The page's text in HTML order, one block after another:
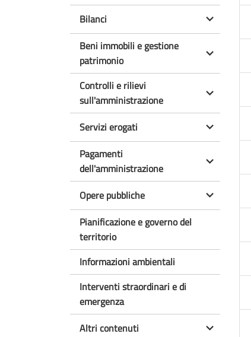
Bilanci
Beni immobili e gestione
patrimonio
Controlli e rilievi
sull'amministrazione
Servizi erogati
Pagamenti
dell'amministrazione
Opere pubbliche
Pianificazione e governo del
territorio
Informazioni ambientali
Interventi straordinari e di
emergenza
Altri contenuti